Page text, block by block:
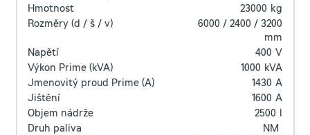
Hmotnost
23000 kg
Rozměry (d / š / v)
6000 / 2400 / 3200
mm
Napětí
400 V
Výkon Prime (kVA)
1000 kVA
Jmenovitý proud Prime (A)
1430 A
Jištění
1600 A
Objem nádrže
2500 l
Druh paliva
NM